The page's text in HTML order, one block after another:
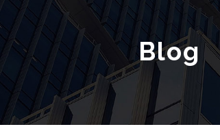
Blog